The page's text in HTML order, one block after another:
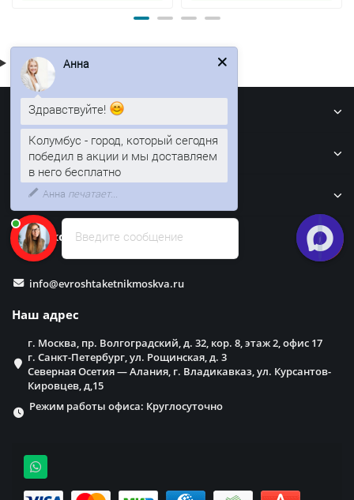
Информация
Кровля
Забор
Наши контакты
info@evroshtaketnikmoskva.ru
Наш адрес
г. Москва, пр. Волгоградский, д. 32, кор. 8, этаж 2, офис 17
г. Санкт-Петербург, ул. Рощинская, д. 3
Северная Осетия — Алания, г. Владикавказ, ул. Курсантов-
Кировцев, д,15
Режим работы офиса: Круглосуточно
Введите сообщение
Здравствуйте!
Колумбус - город, который сегодня
победил в акции и мы доставляем
в него бесплатно